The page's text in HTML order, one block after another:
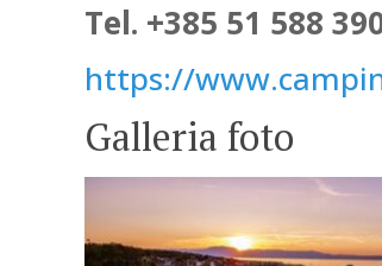
Tel. +385 51 588
https://
Galleria foto